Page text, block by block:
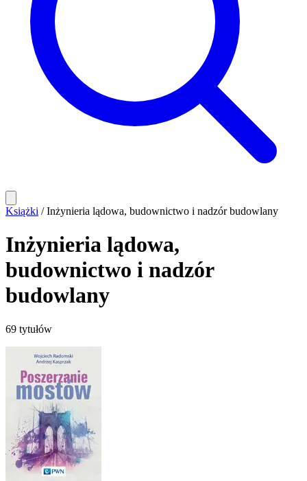
Książki / Inżynieria lądowa, budownictwo i nadzór budowlany
Inżynieria lądowa,
budownictwo i nadzór
budowlany
69 tytułów